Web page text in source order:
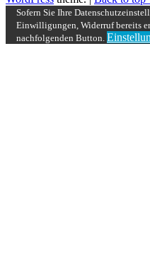
Sofern Sie Ihre
Einwilligungen, Widerruf bereits
nachfolgenden Button.